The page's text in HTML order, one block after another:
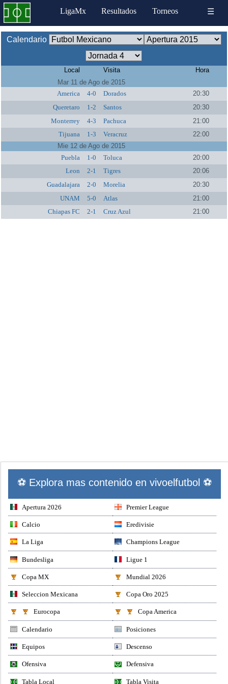
LigaMx Resultados Torneos ☰
Calendario
Local Visita
Hora
Mar 11 de Ago de 2015
America
4-0 Dorados
20:30
Queretaro
1-2 Santos
20:30
Monterrey
4-3 Pachuca
21:00
Tijuana
1-3 Veracruz
22:00
Mie 12 de Ago de 2015
Puebla
1-0 Toluca
20:00
Leon
2-1 Tigres
20:06
Guadalajara
2-0 Morelia
20:30
UNAM
5-0 Atlas
21:00
Chiapas FC
2-1 Cruz Azul 21:00
⚽ Explora mas contenido en vivoelfutbol ⚽
Apertura 2026 Premier League
Calcio Eredivisie
La Liga Champions League
Bundesliga Ligue 1
Copa MX Mundial 2026
Seleccion Mexicana Copa Oro 2025
Eurocopa Copa America
Calendario Posiciones
Equipos Descenso
Ofensiva Defensiva
Tabla Local Tabla Visita